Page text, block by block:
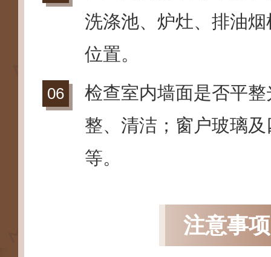
洗涤池、炉灶、排油
位置。
检查室内墙面是否平
整、清洁；窗户玻璃
等。
注意事项